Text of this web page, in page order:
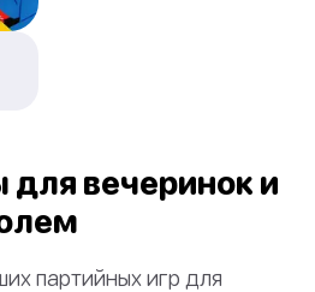
вечеринок и
партийных игр для